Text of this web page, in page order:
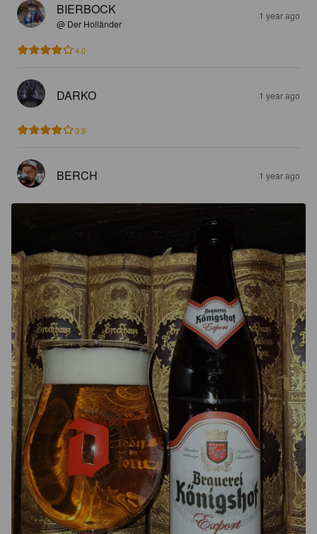
BIERBOCK
@ Der Holländer
1 year ago
4.0
DARKO 1 year ago
3.9
BERCH 1 year ago